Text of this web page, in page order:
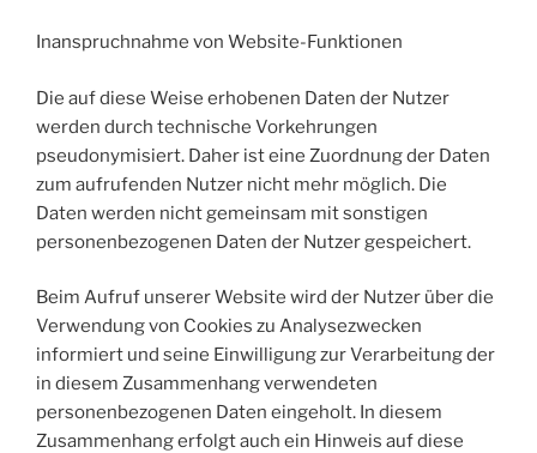
Inanspruchnahme von Website-Funktionen
Die auf diese Weise erhobenen Daten der Nutzer
werden durch technische Vorkehrungen
pseudonymisiert. Daher ist eine Zuordnung der Daten
zum aufrufenden Nutzer nicht mehr möglich. Die
Daten werden nicht gemeinsam mit sonstigen
personenbezogenen Daten der Nutzer gespeichert.
Beim Aufruf unserer Website wird der Nutzer über die
Verwendung von Cookies zu Analysezwecken
informiert und seine Einwilligung zur Verarbeitung der
in diesem Zusammenhang verwendeten
personenbezogenen Daten eingeholt. In diesem
Zusammenhang erfolgt auch ein Hinweis auf diese